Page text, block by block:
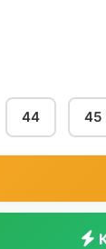
44 45